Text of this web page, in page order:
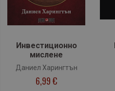
Инвестиционно
мислене
Даниел Харингтън
6,99 €